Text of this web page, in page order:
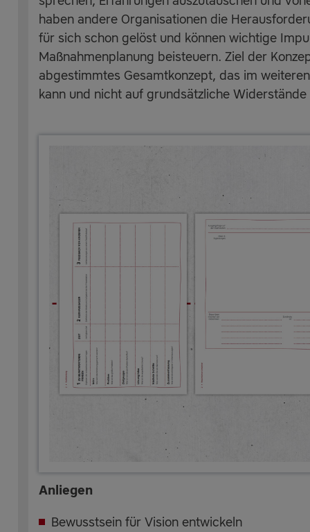
haben andere Organisationen die
für sich schon gelöst und können wichtige
Maßnahmenplanung beisteuern. Ziel der
abgestimmtes Gesamtkonzept, das im
kann und nicht auf grundsätzliche Widerstände
Anliegen
Bewusstsein für Vision entwickeln